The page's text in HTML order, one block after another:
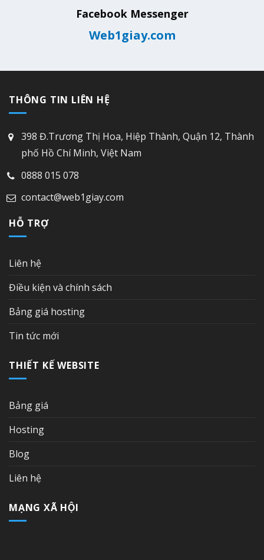
Facebook Messenger
Web1giay.com
THÔNG TIN LIÊN HỆ
398 Đ.Trương Thị Hoa, Hiệp Thành, Quận 12, Thành
phố Hồ Chí Minh, Việt Nam
0888 015 078
contact@web1giay.com
HỖ TRỢ
Liên hệ
Điều kiện và chính sách
Bảng giá hosting
Tin tức mới
THIẾT KẾ WEBSITE
Bảng giá
Hosting
Blog
Liên hệ
MẠNG XÃ HỘI